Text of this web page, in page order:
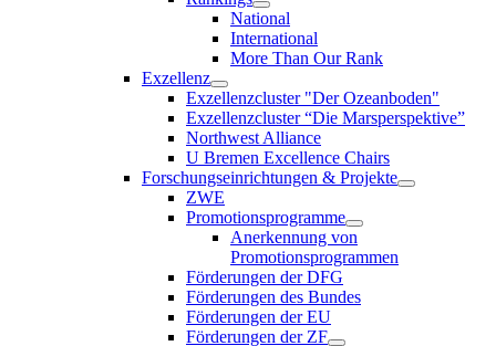
National
International
More Than Our Rank
Exzellenz
Exzellenzcluster "Der Ozeanboden"
Exzellenzcluster “Die Marsperspektive”
Northwest Alliance
U Bremen Excellence Chairs
Forschungseinrichtungen & Projekte
ZWE
Promotionsprogramme
Anerkennung von
Promotionsprogrammen
Förderungen der DFG
Förderungen des Bundes
Förderungen der EU
Förderungen der ZF